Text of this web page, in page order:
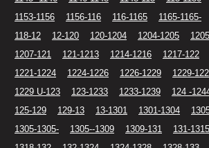
1153-1156
1156-116 116-1165 1165-1165-
118-12
12-120 120-1204 1204-1205
1207-121
121-1213 1214-1216 1217-122
1221-1224
1224-1226 1226-1229
1229-
1229 U-123
123-1233 1233-1239 124 -
125-129
129-13 13-1301 1301-1304
1305-1305-
1305--1309 1309-131 131-1315